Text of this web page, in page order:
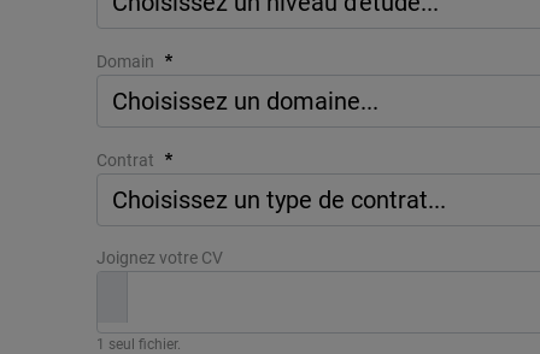
Domain
Contrat
Joignez votre CV
1 seul fichier.